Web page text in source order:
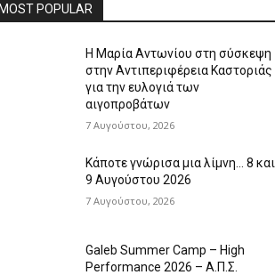
POPULAR
Η Μαρία Αντωνίου στη σύσκεψη
στην Αντιπεριφέρεια Καστοριάς
για την ευλογιά των
αιγοπροβάτων
7 Αυγούστου, 2026
Κάποτε γνώρισα μια λίμνη… 8 και
9 Αυγούστου 2026
7 Αυγούστου, 2026
Galeb Summer Camp – High
Performance 2026 – Α.Π.Σ.